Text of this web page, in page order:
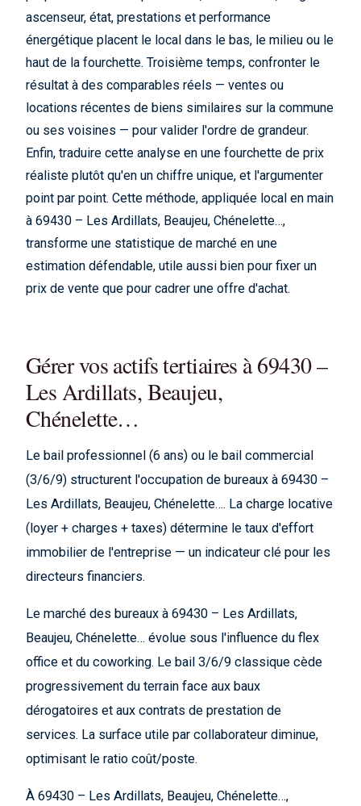
ascenseur, état, prestations et performance
énergétique placent le local dans le bas, le milieu ou le
haut de la fourchette. Troisième temps, confronter le
résultat à des comparables réels — ventes ou
locations récentes de biens similaires sur la commune
ou ses voisines — pour valider l'ordre de grandeur.
Enfin, traduire cette analyse en une fourchette de prix
réaliste plutôt qu'en un chiffre unique, et l'argumenter
point par point. Cette méthode, appliquée local en main
à 69430 – Les Ardillats, Beaujeu, Chénelette…,
transforme une statistique de marché en une
estimation défendable, utile aussi bien pour fixer un
prix de vente que pour cadrer une offre d'achat.
Gérer vos actifs tertiaires à 69430 –
Les Ardillats, Beaujeu,
Chénelette…
Le bail professionnel (6 ans) ou le bail commercial
(3/6/9) structurent l'occupation de bureaux à 69430 –
Les Ardillats, Beaujeu, Chénelette…. La charge locative
(loyer + charges + taxes) détermine le taux d'effort
immobilier de l'entreprise — un indicateur clé pour les
directeurs financiers.
Le marché des bureaux à 69430 – Les Ardillats,
Beaujeu, Chénelette… évolue sous l'influence du flex
office et du coworking. Le bail 3/6/9 classique cède
progressivement du terrain face aux baux
dérogatoires et aux contrats de prestation de
services. La surface utile par collaborateur diminue,
optimisant le ratio coût/poste.
À 69430 – Les Ardillats, Beaujeu, Chénelette…,